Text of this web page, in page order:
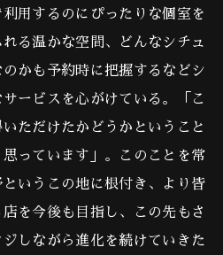
用するのにぴったりな個室を
る温かな空間、どんなシチュ
かも予約時に把握するなどシ
ービスを心がけている。「こ
ただけたかどうかということ
っています」。このことを常
いうこの地に根付き、より皆
を今後も目指し、この先もさ
しながら進化を続けていきた